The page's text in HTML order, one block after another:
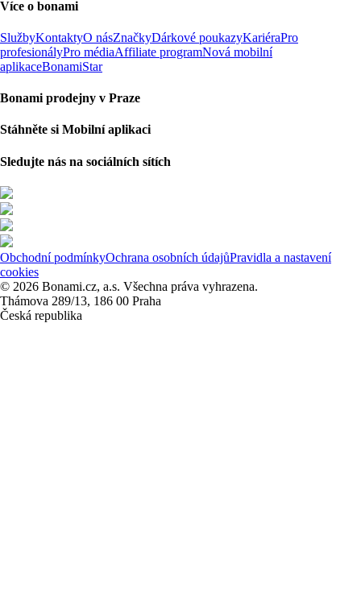
Více o bonami
SlužbyKontaktyO násZnačkyDárkové poukazyKariéraPro
profesionályPro médiaAffiliate programNová mobilní
aplikaceBonamiStar
Bonami prodejny v Praze
Stáhněte si Mobilní aplikaci
Sledujte nás na sociálních sítích
Obchodní podmínkyOchrana osobních údajůPravidla a nastavení
cookies
© 2026 Bonami.cz, a.s. Všechna práva vyhrazena.
Thámova 289/13, 186 00 Praha
Česká republika